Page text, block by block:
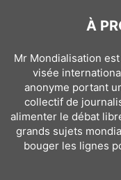
À
Mr Mondialisation
visée
anonyme portant
collectif de
alimenter le débat
grands sujets
bouger les lignes